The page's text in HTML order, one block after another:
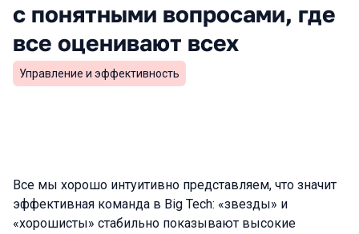
с понятными вопросами, где
все оценивают всех
Управление и эффективность
Все мы хорошо интуитивно представляем, что значит
эффективная команда в Big Tech: «звезды» и
«хорошисты» стабильно показывают высокие